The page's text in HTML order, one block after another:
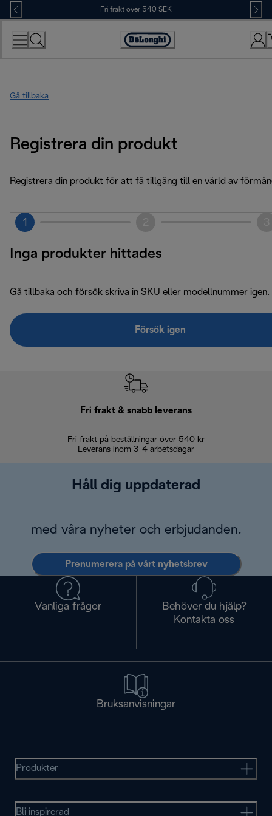
Skip
to
Content
Fri frakt över 540 SEK
Accessibility
Gå tillbaka
Registrera din produkt
Registrera din produkt för att få tillgång till en värld av
1
Inga produkter hittades
Gå tillbaka och försök skriva in SKU eller modellnummer igen.
Försök igen
Fri frakt & snabb leverans
Fri frakt på beställningar över 540 kr
Leverans inom 3-4 arbetsdagar
Håll dig uppdaterad
med våra nyheter och erbjudanden.
Prenumerera på vårt nyhetsbrev
Vanliga frågor
Behöver du hjälp?
Kontakta oss
Bruksanvisningar
Produkter
Bli inspirerad